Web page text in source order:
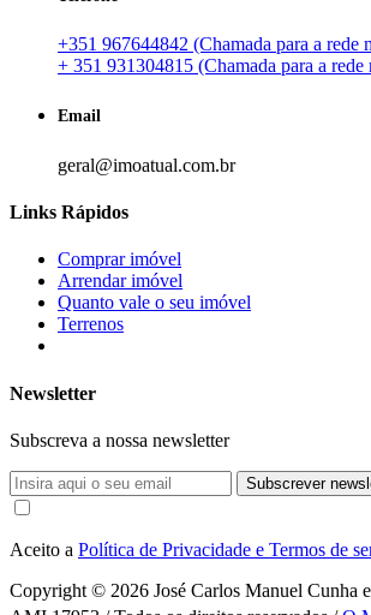
+351 967644842 (Chamada para a rede
+ 351 931304815 (Chamada para a
Email
geral@imoatual.com.br
Links Rápidos
Comprar imóvel
Arrendar imóvel
Quanto vale o seu imóvel
Terrenos
Newsletter
Subscreva a nossa newsletter
Subscrever
Aceito a Política de Privacidade e Termos de
Copyright © 2026 José Carlos Manuel Cunha